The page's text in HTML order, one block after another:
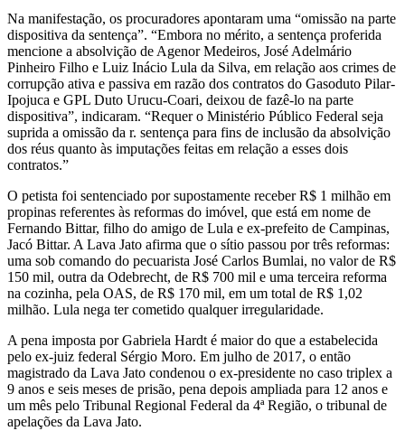
Na manifestação, os procuradores apontaram uma “omissão na parte
dispositiva da sentença”. “Embora no mérito, a sentença proferida
mencione a absolvição de Agenor Medeiros, José Adelmário
Pinheiro Filho e Luiz Inácio Lula da Silva, em relação aos crimes de
corrupção ativa e passiva em razão dos contratos do Gasoduto Pilar-
Ipojuca e GPL Duto Urucu-Coari, deixou de fazê-lo na parte
dispositiva”, indicaram. “Requer o Ministério Público Federal seja
suprida a omissão da r. sentença para fins de inclusão da absolvição
dos réus quanto às imputações feitas em relação a esses dois
contratos.”
O petista foi sentenciado por supostamente receber R$ 1 milhão em
propinas referentes às reformas do imóvel, que está em nome de
Fernando Bittar, filho do amigo de Lula e ex-prefeito de Campinas,
Jacó Bittar. A Lava Jato afirma que o sítio passou por três reformas:
uma sob comando do pecuarista José Carlos Bumlai, no valor de R$
150 mil, outra da Odebrecht, de R$ 700 mil e uma terceira reforma
na cozinha, pela OAS, de R$ 170 mil, em um total de R$ 1,02
milhão. Lula nega ter cometido qualquer irregularidade.
A pena imposta por Gabriela Hardt é maior do que a estabelecida
pelo ex-juiz federal Sérgio Moro. Em julho de 2017, o então
magistrado da Lava Jato condenou o ex-presidente no caso triplex a
9 anos e seis meses de prisão, pena depois ampliada para 12 anos e
um mês pelo Tribunal Regional Federal da 4ª Região, o tribunal de
apelações da Lava Jato.